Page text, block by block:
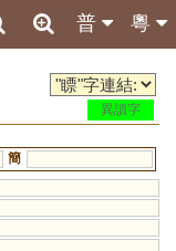
粵
普
異讀字
簡